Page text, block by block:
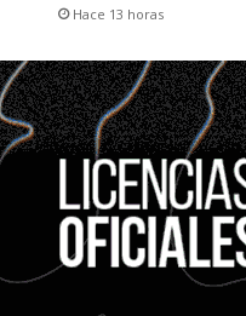
Hace 13 horas